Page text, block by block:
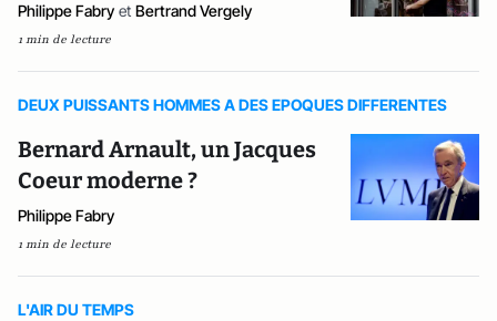
Philippe Fabry et Bertrand Vergely
1 min de lecture
DEUX PUISSANTS HOMMES A DES EPOQUES DIFFERENTES
Bernard Arnault, un Jacques
Coeur moderne ?
Philippe Fabry
1 min de lecture
L'AIR DU TEMPS